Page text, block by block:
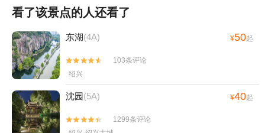
看了该景点的人还看了
东湖(4A) ¥50起


103条评论
绍兴
沈园(5A) ¥40起


1299条评论